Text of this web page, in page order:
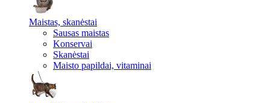
Maistas, skanėstai
Sausas maistas
Konservai
Skanėstai
Maisto papildai, vitaminai